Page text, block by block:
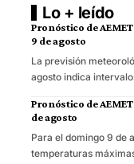
Lo + leído
Pronóstico de
9 de agosto
La previsión
agosto indica
Pronóstico de
de agosto
Para el domingo 9 de
temperaturas